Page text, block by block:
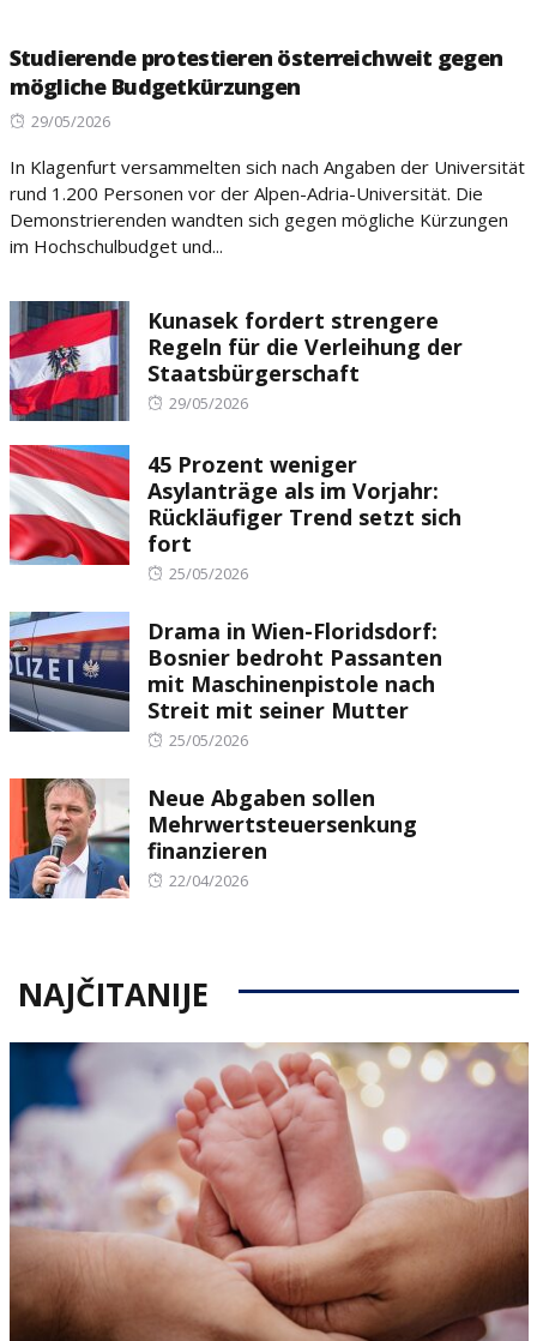
Studierende protestieren österreichweit gegen
mögliche Budgetkürzungen
Posted
29/05/2026
In Klagenfurt versammelten sich nach Angaben der Universität
rund 1.200 Personen vor der Alpen-Adria-Universität. Die
Demonstrierenden wandten sich gegen mögliche Kürzungen
im Hochschulbudget und...
Kunasek fordert strengere
Regeln für die Verleihung der
Staatsbürgerschaft
Posted
29/05/2026
45 Prozent weniger
Asylanträge als im Vorjahr:
Rückläufiger Trend setzt sich
fort
Posted
25/05/2026
Drama in Wien-Floridsdorf:
Bosnier bedroht Passanten
mit Maschinenpistole nach
Streit mit seiner Mutter
Posted
25/05/2026
Neue Abgaben sollen
Mehrwertsteuersenkung
finanzieren
Posted
22/04/2026
NAJČITANIJE